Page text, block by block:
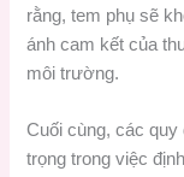
rằng, tem phụ sẽ
ánh cam kết của
môi trường.
Cuối cùng, các quy
trọng trong việc